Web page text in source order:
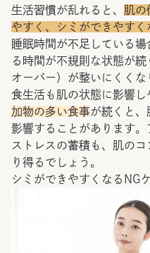
生活習慣が乱れると、 肌の
やすく、シミができやすく
睡眠時間が不足している
る時間が不規則な状態が
オーバー）が整いにくくな
食生活も肌の状態に影響し
加物の多い食事が続くと、
影響することがあります。
ストレスの蓄積も、肌の
り得るでしょう。
シミができやすくなるNG